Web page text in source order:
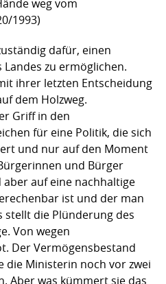
weg vom
1993)
dafür, einen
zu ermöglichen.
ihrer letzten Entscheidung
dem Holzweg.
Griff in den
für eine Politik, die sich
und nur auf den Moment
und Bürger
auf eine nachhaltige
ist und der man
stellt die Plünderung des
Von wegen
Der Vermögensbestand
die Ministerin noch vor zwei
Aber was kümmert sie das